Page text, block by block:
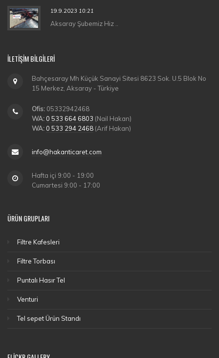
19.9.2023 10:21
Aksaray Şubemiz Hiz ..
İLETIŞIM BILGILERI
Bahçesaray Mh Küçük Sanayi Sitesi 8623 Sok. U.5 Blok No
15 Merkez, Aksaray - Türkiye
Ofis: 05332942468
WA: 0 533 664 6803 (Nail Hakan)
WA: 0 533 294 2468 (Arif Hakan)
info@hakanticaret.com
Hafta içi 9:00 - 19:00
Cumartesi 9:00 - 17:00
ÜRÜN GRUPLARI
Filtre Kafesleri
Filtre Torbası
Puntalı Hasır Tel
Venturi
Tel sepet Ürün Standı